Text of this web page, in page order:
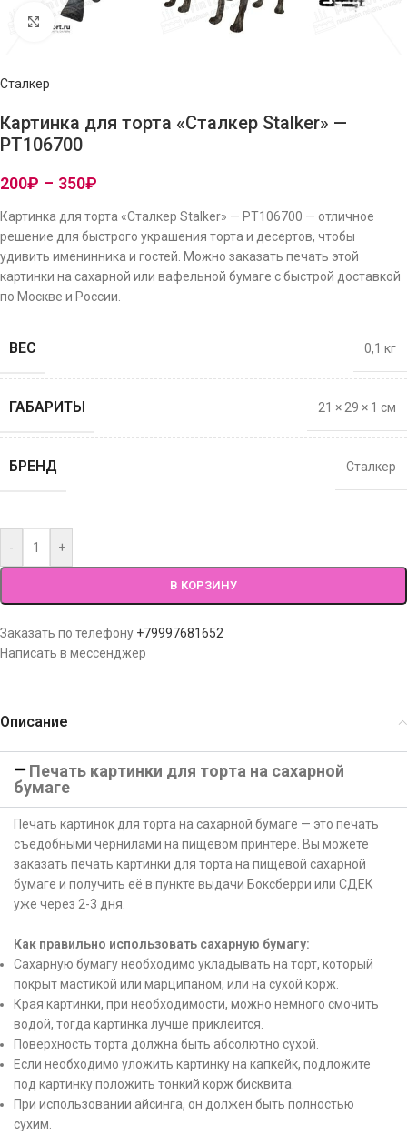
Нажмите, чтобы увеличить изображение
Сталкер
Картинка для торта «Сталкер Stalker» —
PT106700
200₽ – 350₽
Картинка для торта «Сталкер Stalker» — PT106700 — отличное
решение для быстрого украшения торта и десертов, чтобы
удивить именинника и гостей. Можно заказать печать этой
картинки на сахарной или вафельной бумаге с быстрой доставкой
по Москве и России.
ВЕС 0,1 кг
ГАБАРИТЫ 21 × 29 × 1 см
БРЕНД Сталкер
- +
В КОРЗИНУ
Заказать по телефону +79997681652
Написать в мессенджер
Описание
Печать картинки для торта на сахарной
бумаге
Печать картинок для торта на сахарной бумаге — это печать
съедобными чернилами на пищевом принтере. Вы можете
заказать печать картинки для торта на пищевой сахарной
бумаге и получить её в пункте выдачи Боксберри или СДЕК
уже через 2-3 дня.
Как правильно использовать сахарную бумагу:
Сахарную бумагу необходимо укладывать на торт, который
покрыт мастикой или марципаном, или на сухой корж.
Края картинки, при необходимости, можно немного смочить
водой, тогда картинка лучше приклеится.
Поверхность торта должна быть абсолютно сухой.
Если необходимо уложить картинку на капкейк, подложите
под картинку положить тонкий корж бисквита.
При использовании айсинга, он должен быть полностью
сухим.